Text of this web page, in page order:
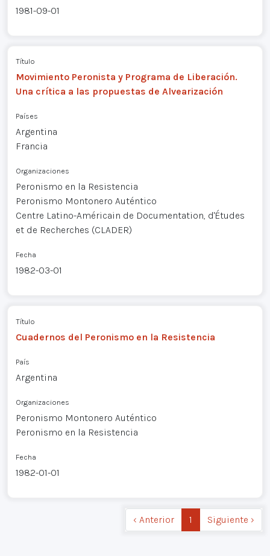
1981-09-01
Título
Movimiento Peronista y Programa de Liberación.
Una crítica a las propuestas de Alvearización
Países
Argentina
Francia
Organizaciones
Peronismo en la Resistencia
Peronismo Montonero Auténtico
Centre Latino-Américain de Documentation, d'Études
et de Recherches (CLADER)
Fecha
1982-03-01
Título
Cuadernos del Peronismo en la Resistencia
País
Argentina
Organizaciones
Peronismo Montonero Auténtico
Peronismo en la Resistencia
Fecha
1982-01-01
‹ Anterior 1 Siguiente ›